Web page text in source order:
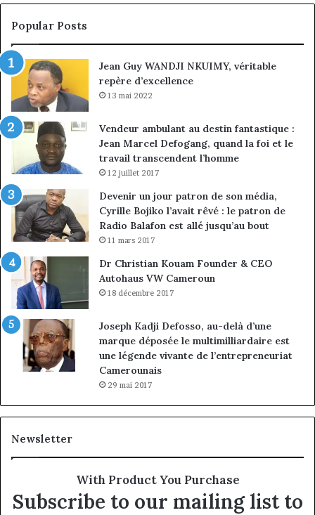
croissance
sous
la
Popular Posts
Jean Guy WANDJI NKUIMY, véritable
repère d’excellence
13 mai 2022
Vendeur ambulant au destin fantastique :
Jean Marcel Defogang, quand la foi et le
travail transcendent l’homme
12 juillet 2017
Devenir un jour patron de son média,
Cyrille Bojiko l’avait rêvé : le patron de
Radio Balafon est allé jusqu’au bout
11 mars 2017
Dr Christian Kouam Founder & CEO
Autohaus VW Cameroun
18 décembre 2017
Joseph Kadji Defosso, au-delà d’une
marque déposée le multimilliardaire est
une légende vivante de l’entrepreneuriat
Camerounais
29 mai 2017
Newsletter
With Product You Purchase
Subscribe to our mailing list to